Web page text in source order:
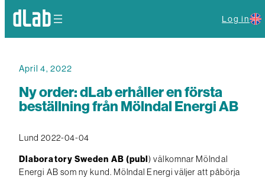
Log in
April 4, 2022
Ny order: dLab erhåller en första
beställning från Mölndal Energi AB
Lund 2022-04-04
Dlaboratory Sweden AB (publ) välkomnar Mölndal
Energi AB som ny kund. Mölndal Energi väljer att påbörja